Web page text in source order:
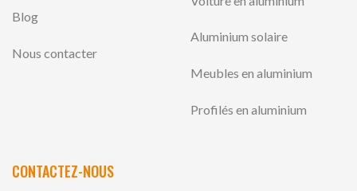
Blog
Nous contacter
Aluminium solaire
Meubles en aluminium
Profilés en aluminium
CONTACTEZ-NOUS